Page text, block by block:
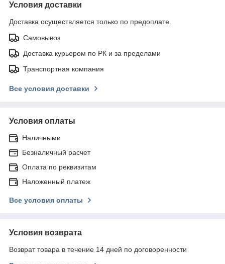
Условия доставки
Доставка осуществляется только по предоплате.
Самовывоз
Доставка курьером по РК и за пределами
Транспортная компания
Все условия доставки
Условия оплаты
Наличными
Безналичный расчет
Оплата по реквизитам
Наложенный платеж
Все условия оплаты
Условия возврата
Возврат товара в течение 14 дней по договоренности